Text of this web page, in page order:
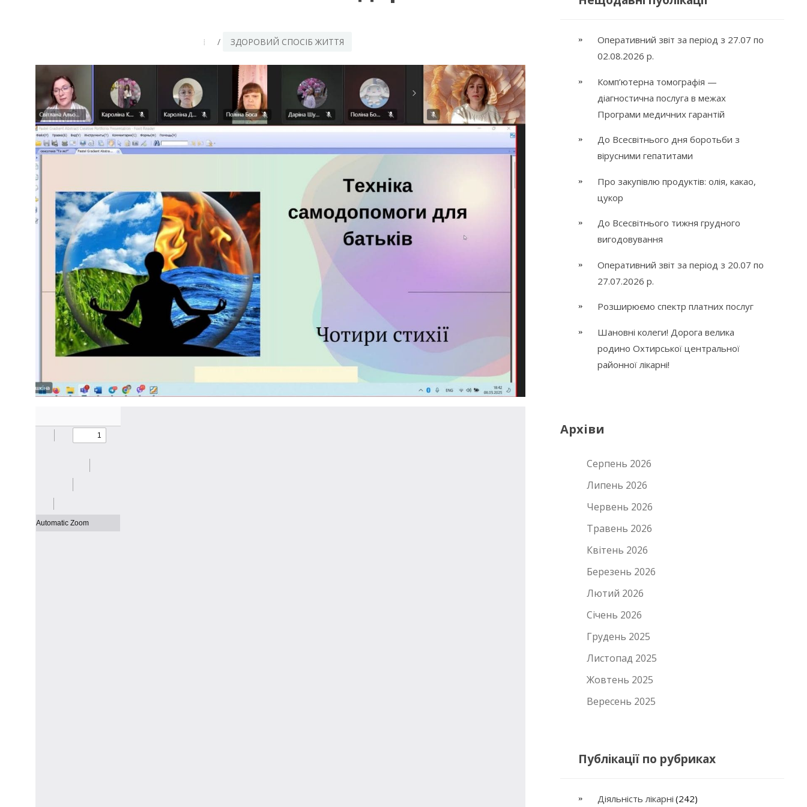
/ ЗДОРОВИЙ СПОСІБ ЖИТТЯ
Оперативний звіт за період з 27.07 по
02.08.2026 р.
Комп’ютерна томографія —
діагностична послуга в межах
Програми медичних гарантій
До Всесвітнього дня боротьби з
вірусними гепатитами
Про закупівлю продуктів: олія, какао,
цукор
До Всесвітнього тижня грудного
вигодовування
Оперативний звіт за період з 20.07 по
27.07.2026 р.
Розширюємо спектр платних послуг
Шановні колеги! Дорога велика
родино Охтирської центральної
районної лікарні!
Архіви
Серпень 2026
Липень 2026
Червень 2026
Травень 2026
Квітень 2026
Березень 2026
Лютий 2026
Січень 2026
Грудень 2025
Листопад 2025
Жовтень 2025
Вересень 2025
Публікації по рубриках
Діяльність лікарні (242)